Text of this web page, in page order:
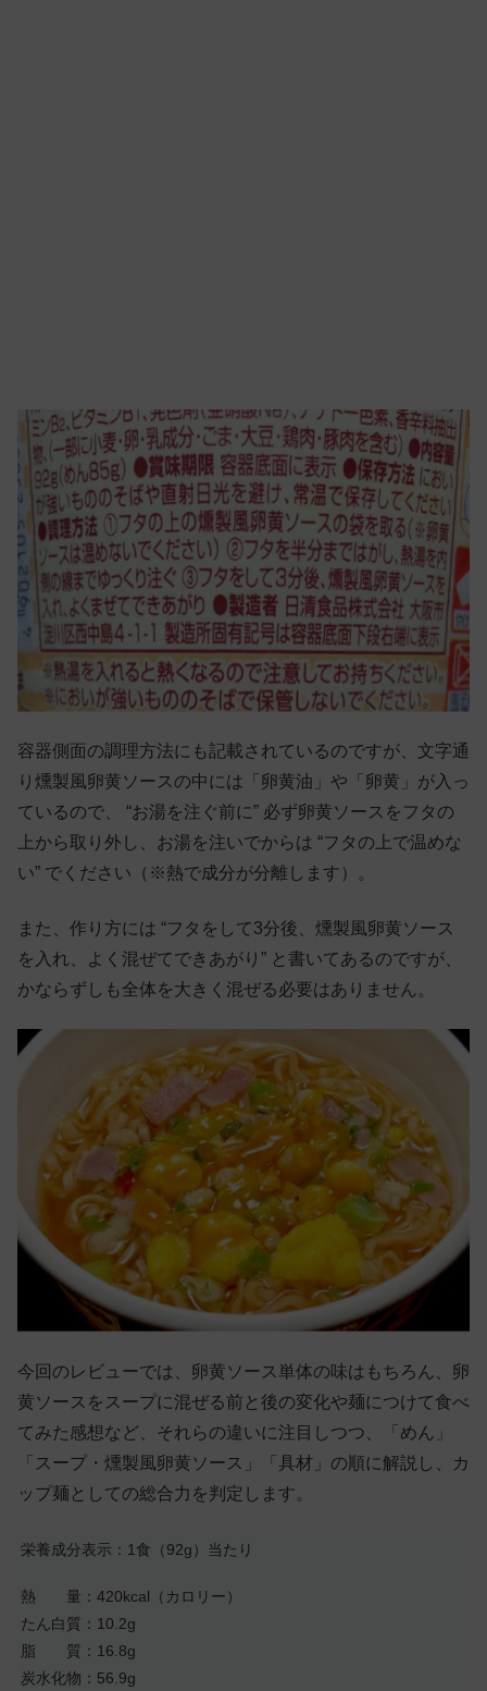
容器側面の調理方法にも記載されているのですが、文字通
り燻製風卵黄ソースの中には「卵黄油」や「卵黄」が入っ
ているので、 “お湯を注ぐ前に” 必ず卵黄ソースをフタの
上から取り外し、お湯を注いでからは “フタの上で温めな
い” でください（※熱で成分が分離します）。
また、作り方には “フタをして3分後、燻製風卵黄ソース
を入れ、よく混ぜてできあがり” と書いてあるのですが、
かならずしも全体を大きく混ぜる必要はありません。
今回のレビューでは、卵黄ソース単体の味はもちろん、卵
黄ソースをスープに混ぜる前と後の変化や麺につけて食べ
てみた感想など、それらの違いに注目しつつ、「めん」
「スープ・燻製風卵黄ソース」「具材」の順に解説し、カ
ップ麺としての総合力を判定します。
栄養成分表示：1食（92g）当たり
熱 量：420kcal（カロリー）
たん白質：10.2g
脂 質：16.8g
炭水化物：56.9g